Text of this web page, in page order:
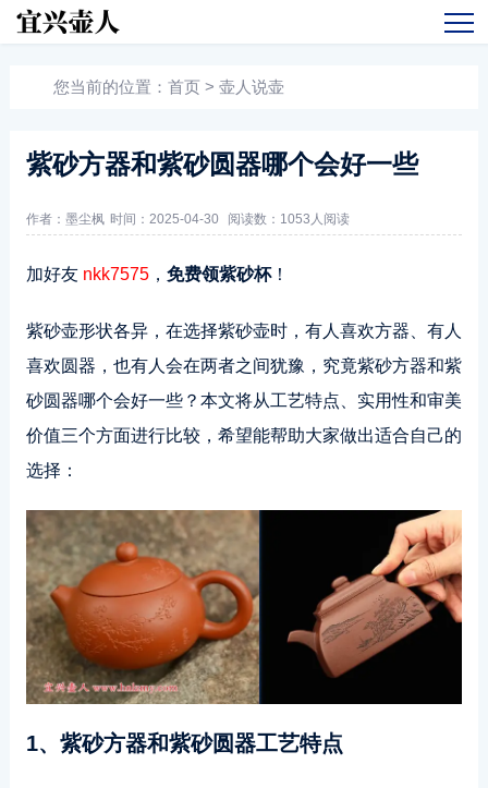
您当前的位置： 首页 > 壶人说壶
紫砂方器和紫砂圆器哪个会好一些
作者：墨尘枫 时间：2025-04-30 阅读数： 1053人阅读
加好友 nkk7575， 免费领紫砂杯！
紫砂壶形状各异，在选择紫砂壶时，有人喜欢方器、有人
喜欢圆器，也有人会在两者之间犹豫，究竟紫砂方器和紫
砂圆器哪个会好一些？本文将从工艺特点、实用性和审美
价值三个方面进行比较，希望能帮助大家做出适合自己的
选择：
1、紫砂方器和紫砂圆器工艺特点